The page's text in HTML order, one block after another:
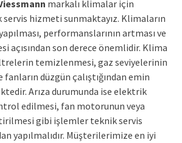
markalı klimalar için
hizmeti sunmaktayız. Klimaların
performanslarının artması ve
açısından son derece önemlidir. Klima
temizlenmesi, gaz seviyelerinin
düzgün çalıştığından emin
Arıza durumunda ise elektrik
edilmesi, fan motorunun veya
gibi işlemler teknik servis
yapılmalıdır. Müşterilerimize en iyi